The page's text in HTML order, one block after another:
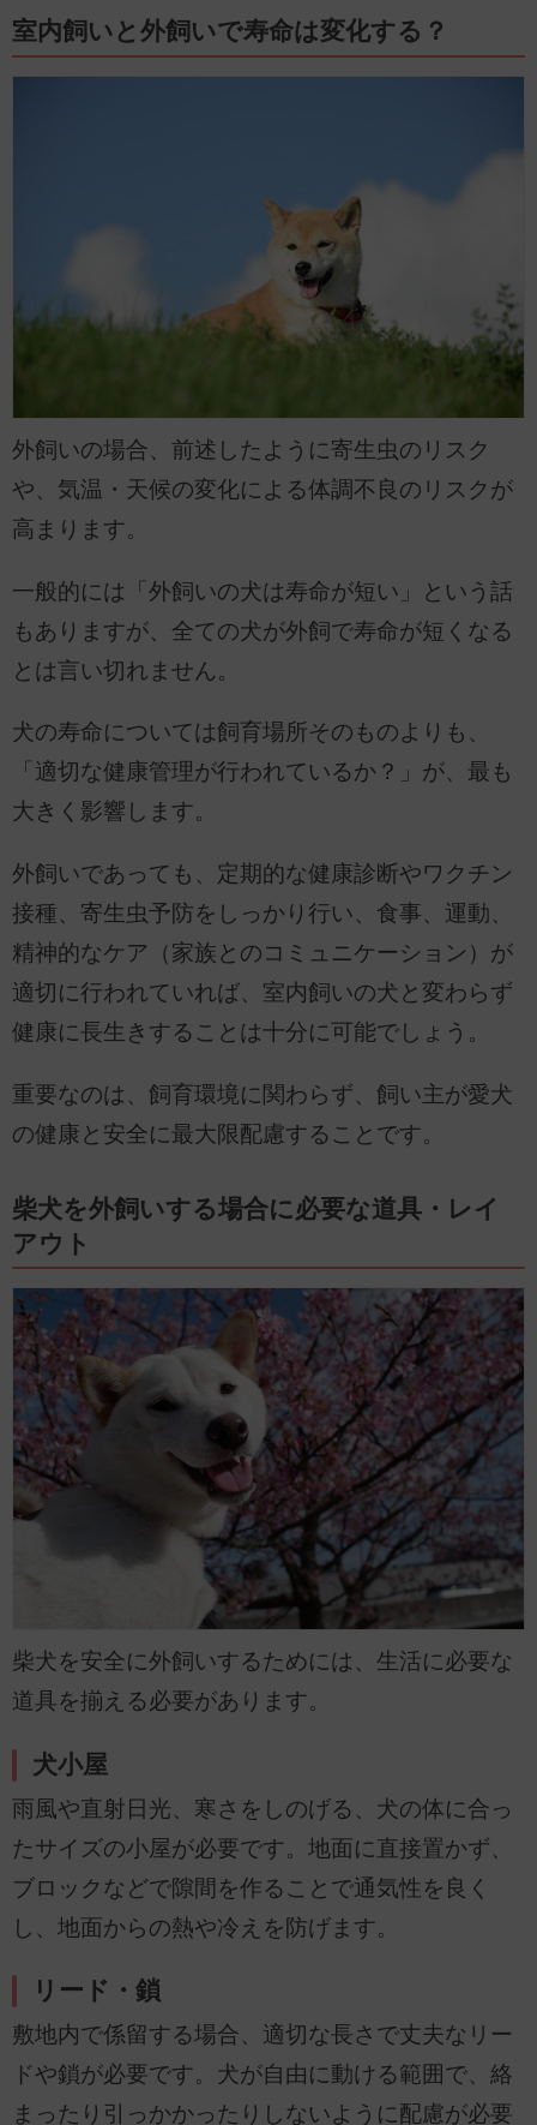
室内飼いと外飼いで寿命は変化する？
外飼いの場合、前述したように寄生虫のリスク
や、気温・天候の変化による体調不良のリスクが
高まります。
一般的には「外飼いの犬は寿命が短い」という話
もありますが、全ての犬が外飼で寿命が短くなる
とは言い切れません。
犬の寿命については飼育場所そのものよりも、
「適切な健康管理が行われているか？」が、最も
大きく影響します。
外飼いであっても、定期的な健康診断やワクチン
接種、寄生虫予防をしっかり行い、食事、運動、
精神的なケア（家族とのコミュニケーション）が
適切に行われていれば、室内飼いの犬と変わらず
健康に長生きすることは十分に可能でしょう。
重要なのは、飼育環境に関わらず、飼い主が愛犬
の健康と安全に最大限配慮することです。
柴犬を外飼いする場合に必要な道具・レイ
アウト
柴犬を安全に外飼いするためには、生活に必要な
道具を揃える必要があります。
犬小屋
雨風や直射日光、寒さをしのげる、犬の体に合っ
たサイズの小屋が必要です。地面に直接置かず、
ブロックなどで隙間を作ることで通気性を良く
し、地面からの熱や冷えを防げます。
リード・鎖
敷地内で係留する場合、適切な長さで丈夫なリー
ドや鎖が必要です。犬が自由に動ける範囲で、絡
まったり引っかかったりしないように配慮が必要